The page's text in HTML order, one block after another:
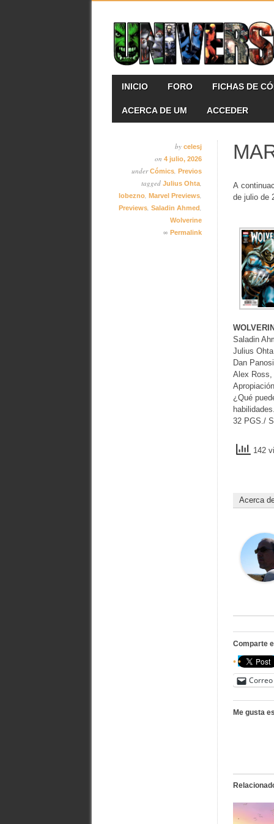
MAIN MENU
INICIO FORO FICHAS DE
ACERCA DE UM ACCEDER
by celesj
on 4 julio, 2026
underCómics Previos
tagged Julius Ohta
lobezno Marvel Previews
Previews Saladin Ahmed
Wolverine
∞ Permalink
A
de julio de
Saladin
Julius
Dan
Alex Ross,
¿Qué
32 PGS./
142
Acerca
Comparte
Me gusta